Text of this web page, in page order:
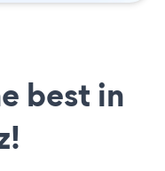
best in